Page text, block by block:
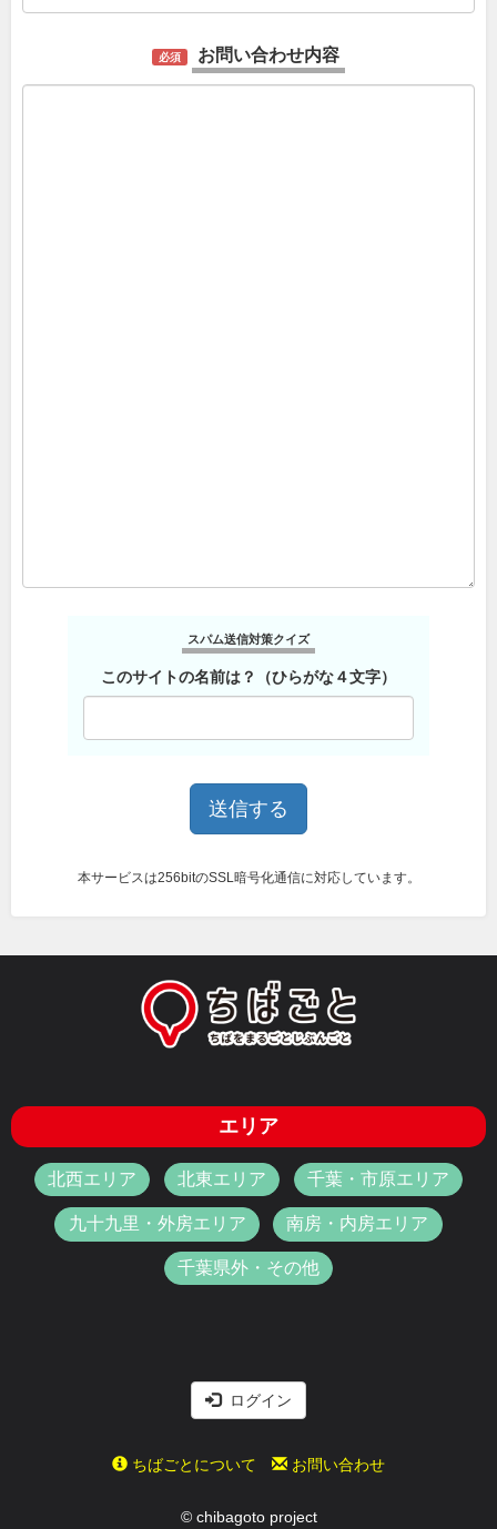
必須 お問い合わせ内容
スパム送信対策クイズ
このサイトの名前は？（ひらがな４文字）
本サービスは256bitのSSL暗号化通信に対応しています。
エリア
北西エリア 北東エリア 千葉・市原エリア
九十九里・外房エリア 南房・内房エリア
千葉県外・その他
ログイン
ちばごとについて お問い合わせ
© chibagoto project